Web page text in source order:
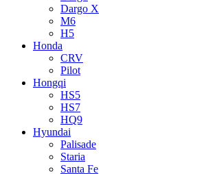
Dargo X
M6
H5
Honda
CRV
Pilot
Hongqi
HS5
HS7
HQ9
Hyundai
Palisade
Staria
Santa Fe